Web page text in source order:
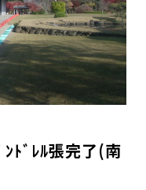
ﾝﾄﾞﾚﾙ張完了(南